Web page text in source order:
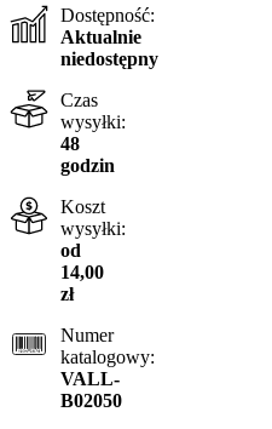
Dostępność:
Aktualnie
niedostępny
Czas
wysyłki:
48
godzin
Koszt
wysyłki:
od
14,00
zł
Numer
katalogowy:
VALL-
B02050